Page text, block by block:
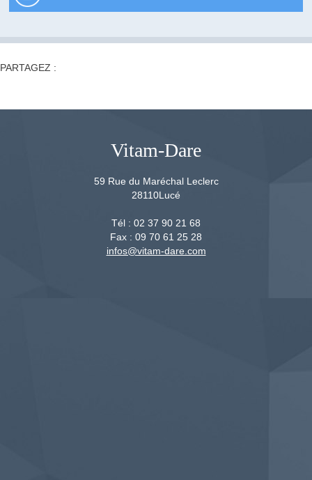
PARTAGEZ :
Vitam-Dare
59 Rue du Maréchal Leclerc
28110Lucé
Tél : 02 37 90 21 68
Fax : 09 70 61 25 28
infos@vitam-dare.com